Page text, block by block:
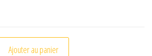
Habanero Chocolat
Ajouter au panier